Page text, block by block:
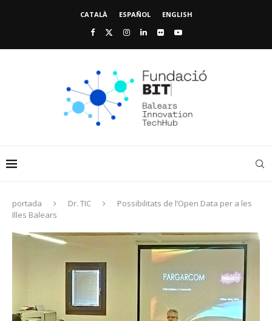
CATALÀ ESPAÑOL ENGLISH
portada Dr. TIC
Possibilitats de l’Open Data per a les
Illes Balears